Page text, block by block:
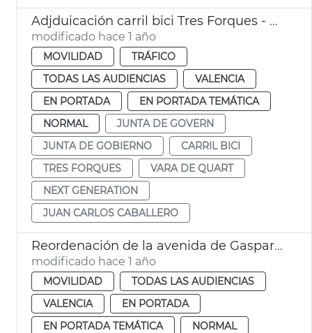
Adjduicación carril bici Tres Forques - Vara de Quart
modificado hace 1 año
MOVILIDAD
TRÁFICO
TODAS LAS AUDIENCIAS
VALENCIA
EN PORTADA
EN PORTADA TEMÁTICA
NORMAL
JUNTA DE GOVERN
JUNTA DE GOBIERNO
CARRIL BICI
TRES FORQUES
VARA DE QUART
NEXT GENERATION
JUAN CARLOS CABALLERO
Reordenación de la avenida de Gaspar Aguilar de València
modificado hace 1 año
MOVILIDAD
TODAS LAS AUDIENCIAS
VALENCIA
EN PORTADA
EN PORTADA TEMÁTICA
NORMAL